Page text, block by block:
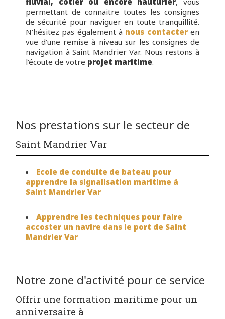
permettant de connaitre toutes les consignes
de sécurité pour naviguer en toute tranquillité.
N'hésitez pas également à nous contacteren
vue d'une remise à niveau sur les consignes de
navigation à Saint Mandrier Var. Nous restons à
l'écoute de votre projet maritime.
Nos prestations sur le secteur de
Saint Mandrier Var
Ecole de conduite de bateau pour
apprendre la signalisation maritime à
Saint Mandrier Var
Apprendre les techniques pour faire
accoster un navire dans le port de Saint
Mandrier Var
Notre zone d'activité pour ce service
Offrir une formation maritime pour un
anniversaire à